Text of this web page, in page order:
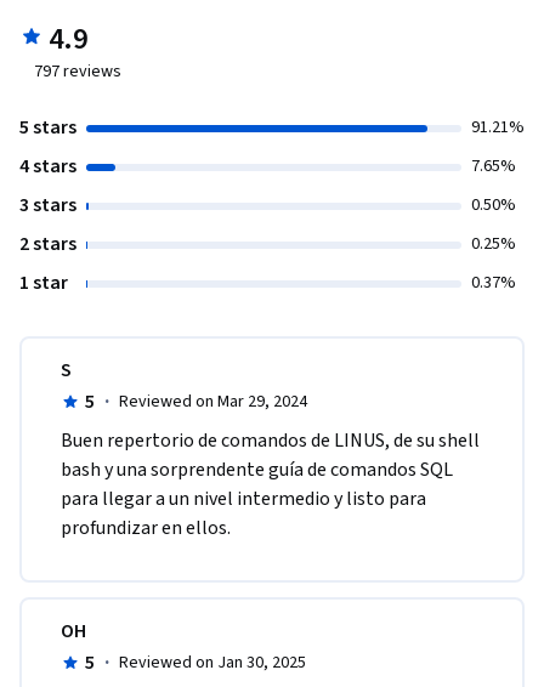
4.9
797reviews
5 stars 91.21%
4 stars 7.65%
3 stars 0.50%
2 stars 0.25%
1 star 0.37%
S
5 · Reviewed on Mar 29, 2024
Buen repertorio de comandos de LINUS, de su shell
bash y una sorprendente guía de comandos SQL
para llegar a un nivel intermedio y listo para
profundizar en ellos.
OH
5 · Reviewed on Jan 30, 2025